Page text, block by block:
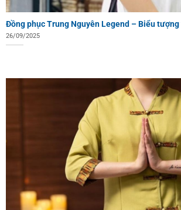
Đồng phục Trung Nguyên Legend – Biểu
26/09/2025